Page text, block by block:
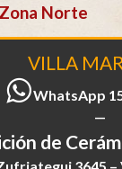
Norte
VILLA
WhatsApp
—
de